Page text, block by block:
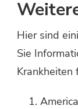
Hier sind
Sie
Krankheiten